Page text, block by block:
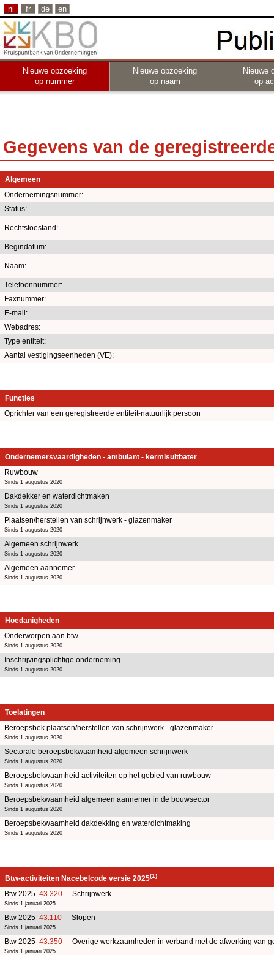
nl fr de en
Nieuwe opzoeking
op nummer
Nieuwe opzoeking
op naam
Nieuwe
op
Gegevens van de
Algemeen
Ondernemingsnummer:
Status:
Rechtstoestand:
Begindatum:
Naam:
Telefoonnummer:
Faxnummer:
E-mail:
Webadres:
Type entiteit:
Aantal vestigingseenheden (VE):
Functies
Oprichter van een geregistreerde entiteit-natuurlijk persoon
Ondernemersvaardigheden - ambulant - kermisuitbater
Ruwbouw
Sinds 1 augustus 2020
Dakdekker en waterdichtmaken
Sinds 1 augustus 2020
Plaatsen/herstellen van schrijnwerk - glazenmaker
Sinds 1 augustus 2020
Algemeen schrijnwerk
Sinds 1 augustus 2020
Algemeen aannemer
Sinds 1 augustus 2020
Hoedanigheden
Onderworpen aan btw
Sinds 1 augustus 2020
Inschrijvingsplichtige onderneming
Sinds 1 augustus 2020
Toelatingen
Beroepsbek.plaatsen/herstellen van schrijnwerk - glazenmaker
Sinds 1 augustus 2020
Sectorale beroepsbekwaamheid algemeen schrijnwerk
Sinds 1 augustus 2020
Beroepsbekwaamheid activiteiten op het gebied van ruwbouw
Sinds 1 augustus 2020
Beroepsbekwaamheid algemeen aannemer in de bouwsector
Sinds 1 augustus 2020
Beroepsbekwaamheid dakdekking en waterdichtmaking
Sinds 1 augustus 2020
Btw-activiteiten Nacebelcode versie 2025(1)
Btw 2025 43.320 - Schrijnwerk
Sinds 1 januari 2025
Btw 2025 43.110 - Slopen
Sinds 1 januari 2025
Btw 2025 43.350 - Overige werkzaamheden in verband met de afwerking van
Sinds 1 januari 2025